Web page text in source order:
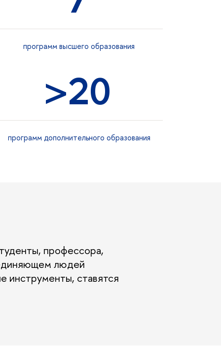
программ высшего образования
>20
программ дополнительного образования
профессора,
людей
инструменты, ставятся